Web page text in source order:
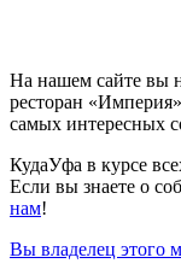
На нашем сайте вы
ресторан
самых интересных
КудаУфа в курсе
Если вы знаете о
нам!
Вы владелец этого